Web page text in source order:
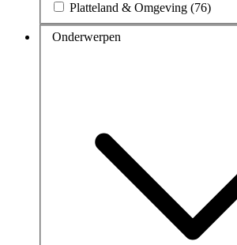
Platteland & Omgeving (76)
Onderwerpen